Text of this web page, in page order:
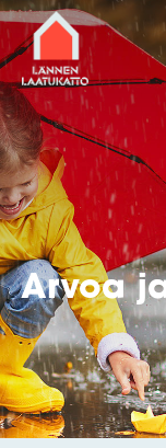
Arvoa